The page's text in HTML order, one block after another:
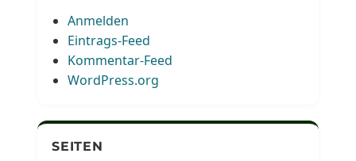
Anmelden
Eintrags-Feed
Kommentar-Feed
WordPress.org
SEITEN